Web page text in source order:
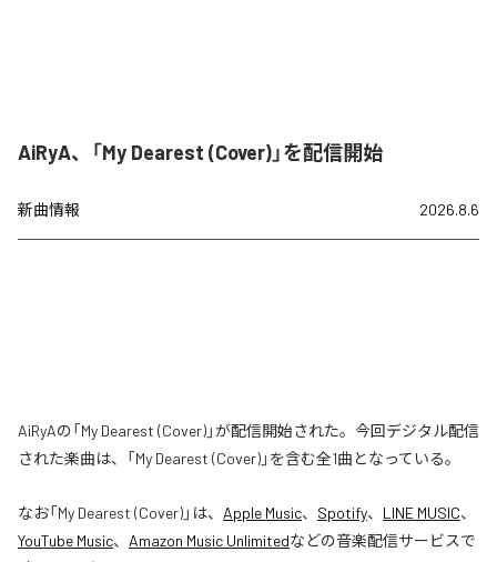
AiRyA、「My Dearest (Cover)」を配信開始
新曲情報 2026.8.6
AiRyAの「My Dearest (Cover)」が配信開始された。今回デジタル配信
された楽曲は、「My Dearest (Cover)」を含む全1曲となっている。
なお「My Dearest (Cover)」は、 Apple Music、 Spotify、 LINE MUSIC、
YouTube Music、 Amazon Music Unlimitedなどの音楽配信サービスで